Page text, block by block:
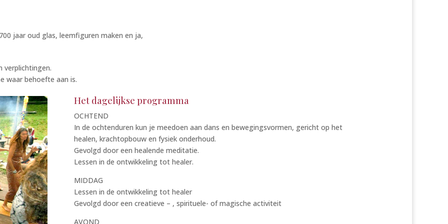
jaar oud glas, leemfiguren maken en ja,
verplichtingen.
waar behoefte aan is.
Het dagelijkse programma
OCHTEND
In de ochtenduren kun je meedoen aan dans en bewegingsvormen, gericht op het
healen, krachtopbouw en fysiek onderhoud.
Gevolgd door een healende meditatie.
Lessen in de ontwikkeling tot healer.
MIDDAG
Lessen in de ontwikkeling tot healer
Gevolgd door een creatieve – , spirituele- of magische activiteit
AVOND